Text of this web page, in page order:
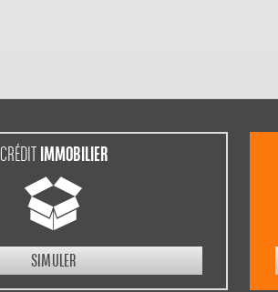
CRÉDITIMMOBILIER
SIMULER